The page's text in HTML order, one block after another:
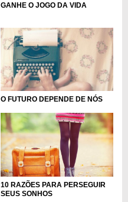
GANHE O JOGO DA VIDA
O FUTURO DEPENDE DE NÓS
10 RAZÕES PARA PERSEGUIR
SEUS SONHOS